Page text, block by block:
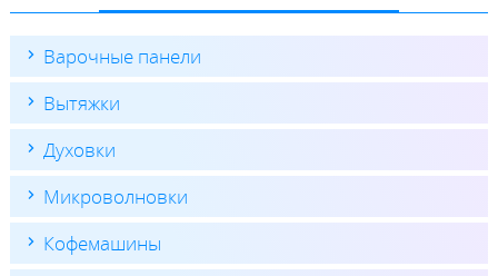
Варочные панели
Вытяжки
Духовки
Микроволновки
Кофемашины